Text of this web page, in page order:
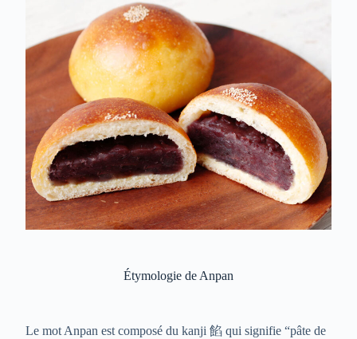
Étymologie de Anpan
Le mot Anpan est composé du kanji 餡 qui signifie “pâte de